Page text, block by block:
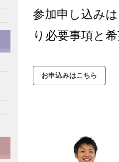
参加申し込み
り必要事項と
お申込みはこちら